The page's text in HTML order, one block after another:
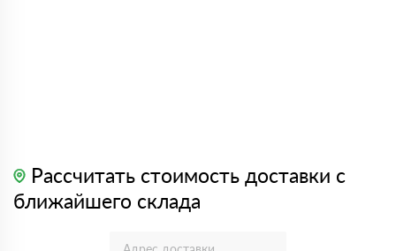
Рассчитать стоимость доставки с
ближайшего склада